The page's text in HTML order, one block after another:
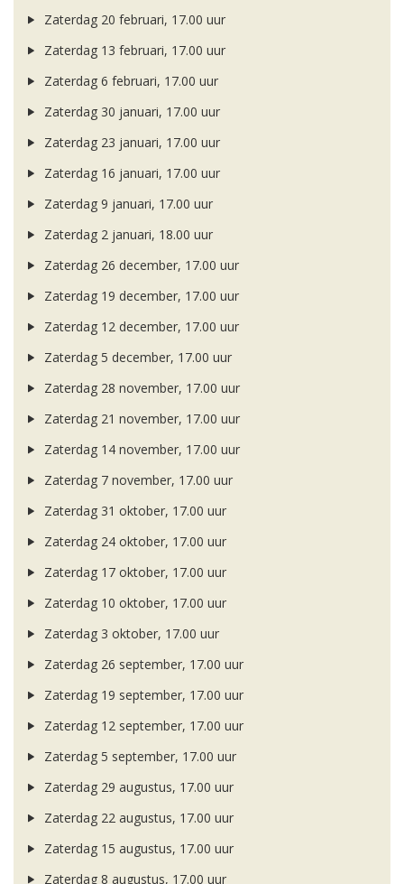
Zaterdag 20 februari, 17.00 uur
Zaterdag 13 februari, 17.00 uur
Zaterdag 6 februari, 17.00 uur
Zaterdag 30 januari, 17.00 uur
Zaterdag 23 januari, 17.00 uur
Zaterdag 16 januari, 17.00 uur
Zaterdag 9 januari, 17.00 uur
Zaterdag 2 januari, 18.00 uur
Zaterdag 26 december, 17.00 uur
Zaterdag 19 december, 17.00 uur
Zaterdag 12 december, 17.00 uur
Zaterdag 5 december, 17.00 uur
Zaterdag 28 november, 17.00 uur
Zaterdag 21 november, 17.00 uur
Zaterdag 14 november, 17.00 uur
Zaterdag 7 november, 17.00 uur
Zaterdag 31 oktober, 17.00 uur
Zaterdag 24 oktober, 17.00 uur
Zaterdag 17 oktober, 17.00 uur
Zaterdag 10 oktober, 17.00 uur
Zaterdag 3 oktober, 17.00 uur
Zaterdag 26 september, 17.00 uur
Zaterdag 19 september, 17.00 uur
Zaterdag 12 september, 17.00 uur
Zaterdag 5 september, 17.00 uur
Zaterdag 29 augustus, 17.00 uur
Zaterdag 22 augustus, 17.00 uur
Zaterdag 15 augustus, 17.00 uur
Zaterdag 8 augustus, 17.00 uur